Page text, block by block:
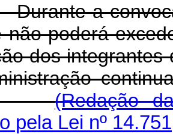
- Durante a
não poderá
dos
(Redação
pela Lei nº